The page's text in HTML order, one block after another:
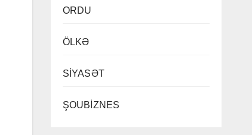
ORDU
ÖLKƏ
SİYASƏT
ŞOUBİZNES